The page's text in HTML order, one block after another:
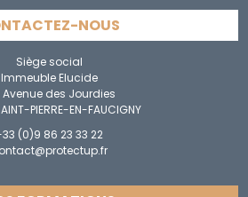
NOUS
Siège social
Immeuble Elucide
Avenue des Jourdies
PIERRE-EN-FAUCIGNY
(0)9 86 23 33 22